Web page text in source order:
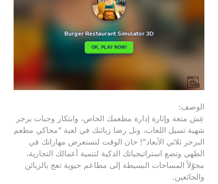
الوصف:
عِش متعة وإثارة إدارة مطعمك الخاص، وابتكار وجبات برجر
شهية تسيل اللعاب، ونل رضا زبائنك في لعبة “محاكي مطعم
البرجر ثلاثي الأبعاد”! حان الوقت لتستعرض مهاراتك في
الطهي وتضع استراتيجياتك الذكية لتنمية أعمالك التجارية،
محوّلاً المساحات البسيطة إلى مطاعم حيوية تعج بالزبائن
والجائعين.